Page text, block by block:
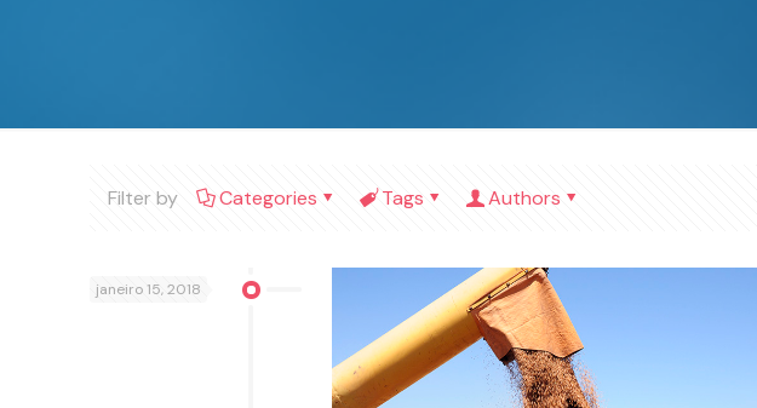
Filter by Categories Tags Authors
janeiro 15, 2018